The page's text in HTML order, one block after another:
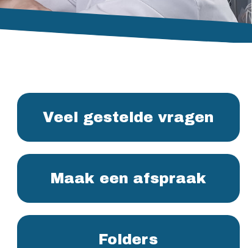
Veel gestelde vragen
Maak een afspraak
Folders